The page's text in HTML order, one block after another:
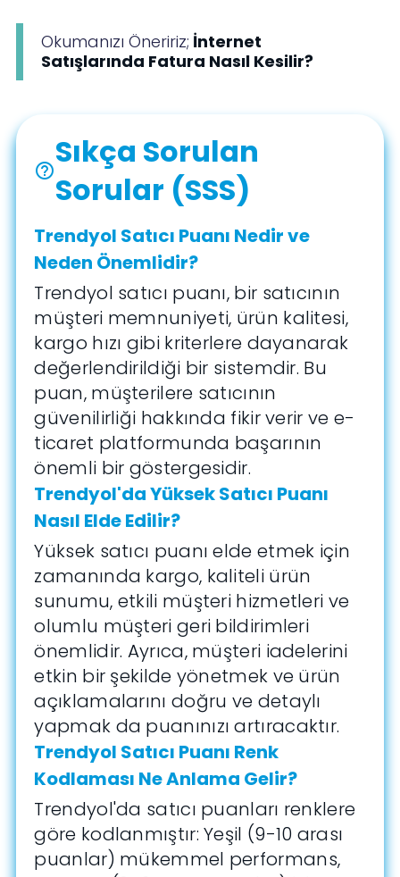
Okumanızı Öneririz; İnternet
Satışlarında Fatura Nasıl Kesilir?
help_outlineSıkça Sorulan
Sorular (SSS)
Trendyol Satıcı Puanı Nedir ve
Neden Önemlidir?
Trendyol satıcı puanı, bir satıcının
müşteri memnuniyeti, ürün kalitesi,
kargo hızı gibi kriterlere dayanarak
değerlendirildiği bir sistemdir. Bu
puan, müşterilere satıcının
güvenilirliği hakkında fikir verir ve e-
ticaret platformunda başarının
önemli bir göstergesidir.
Trendyol'da Yüksek Satıcı Puanı
Nasıl Elde Edilir?
Yüksek satıcı puanı elde etmek için
zamanında kargo, kaliteli ürün
sunumu, etkili müşteri hizmetleri ve
olumlu müşteri geri bildirimleri
önemlidir. Ayrıca, müşteri iadelerini
etkin bir şekilde yönetmek ve ürün
açıklamalarını doğru ve detaylı
yapmak da puanınızı artıracaktır.
Trendyol Satıcı Puanı Renk
Kodlaması Ne Anlama Gelir?
Trendyol'da satıcı puanları renklere
göre kodlanmıştır: Yeşil (9-10 arası
puanlar) mükemmel performans,